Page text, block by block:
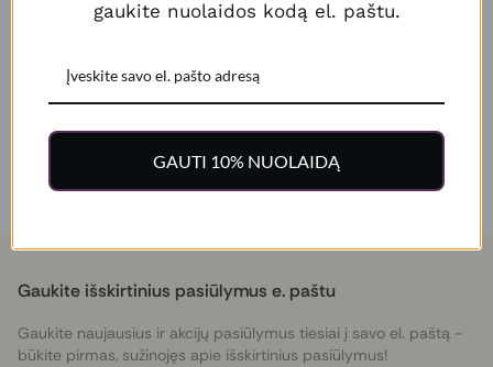
Reikalinga ekspertų pagalba?
Kontaktai
Gaukite išskirtinius pasiūlymus e. paštu
Gaukite naujausius ir akcijų pasiūlymus tiesiai į savo el. paštą -
būkite pirmas, sužinojęs apie išskirtinius pasiūlymus!
gaukite nuolaidos kodą el. paštu.
GAUTI 10% NUOLAIDĄ